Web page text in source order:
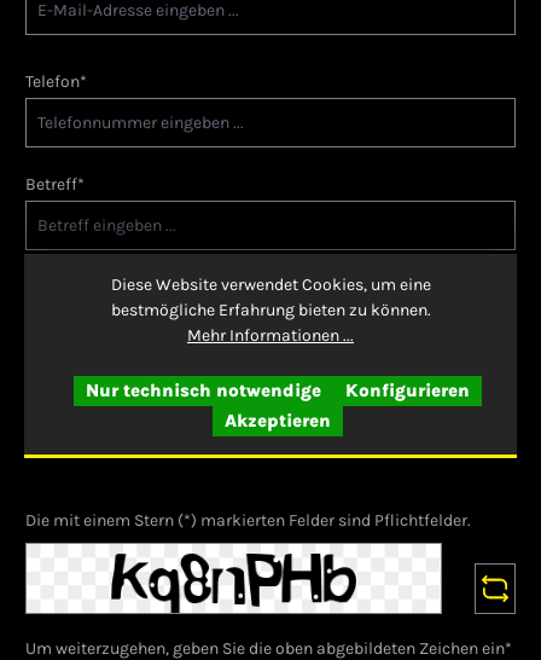
Telefon*
Betreff*
Kommentar*
Die mit einem Stern (*) markierten Felder sind Pflichtfelder.
Um weiterzugehen, geben Sie die oben abgebildeten Zeichen ein*
Diese Website verwendet Cookies, um eine
bestmögliche Erfahrung bieten zu können.
Mehr Informationen ...
Nur technisch notwendige
Konfigurieren
Akzeptieren